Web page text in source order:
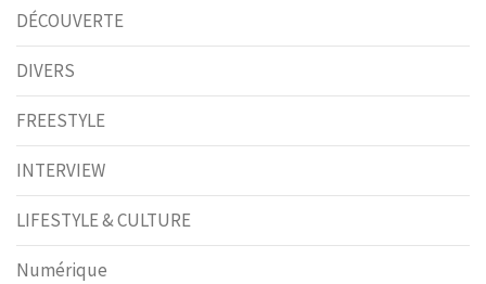
DÉCOUVERTE
DIVERS
FREESTYLE
INTERVIEW
LIFESTYLE & CULTURE
Numérique